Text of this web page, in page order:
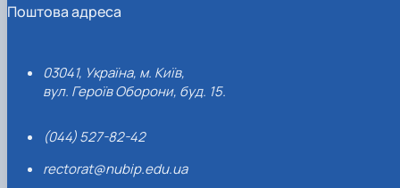
Поштова адреса
03041, Україна, м. Київ,
вул. Героїв Оборони, буд. 15.
(044) 527-82-42
rectorat@nubip.edu.ua